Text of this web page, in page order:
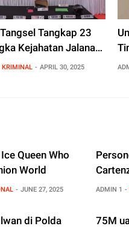
Tangkap 23
Kejahatan Jalanan
Selama Maret–
KRIMINAL APRIL 30, 2025
Queen Who
World
JUNE 27, 2025 ADMIN 1
di Polda
75M